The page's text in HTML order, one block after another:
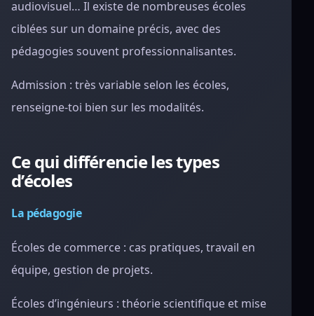
audiovisuel… Il existe de nombreuses écoles
ciblées sur un domaine précis, avec des
pédagogies souvent professionnalisantes.
Admission : très variable selon les écoles,
renseigne-toi bien sur les modalités.
Ce qui différencie les types
d’écoles
La pédagogie
Écoles de commerce : cas pratiques, travail en
équipe, gestion de projets.
Écoles d’ingénieurs : théorie scientifique et mise